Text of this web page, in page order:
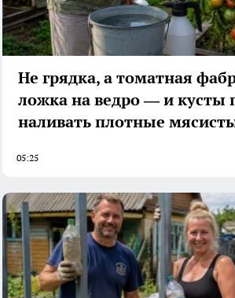
Не грядка, а томатная
ложка на ведро — и кусты
наливать плотные
05:25